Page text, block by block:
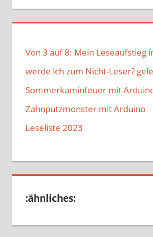
Von 3 auf 8: Mein Leseaufstieg
werde ich zum Nicht-Leser?
Sommerkaminfeuer mit
Zahnputzmonster mit Arduino
Leseliste 2023
:ähnliches: